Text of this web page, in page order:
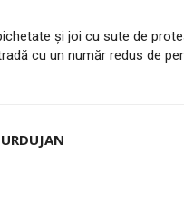
și joi cu sute de
cu un număr redus de